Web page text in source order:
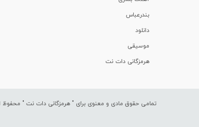
بندرعباس
دانلود
موسیقی
هرمزگانی دات نت
تمامی حقوق مادی و معنوی برای " هرمزگانی دات نت " محفوظ